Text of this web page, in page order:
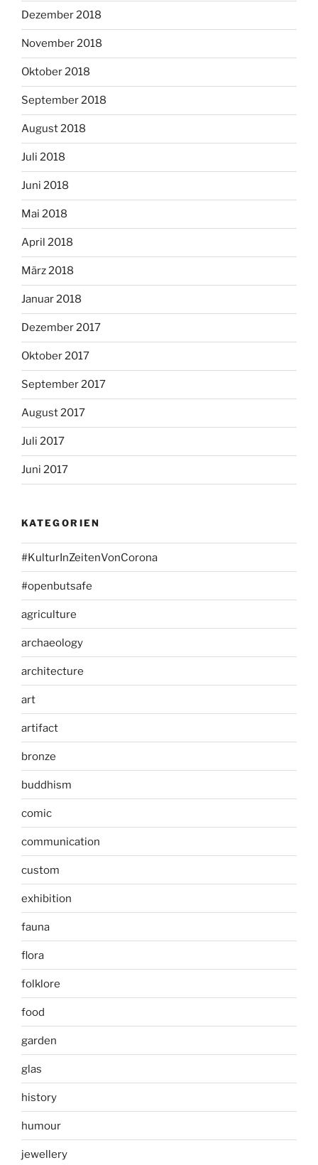
Dezember 2018
November 2018
Oktober 2018
September 2018
August 2018
Juli 2018
Juni 2018
Mai 2018
April 2018
März 2018
Januar 2018
Dezember 2017
Oktober 2017
September 2017
August 2017
Juli 2017
Juni 2017
KATEGORIEN
#KulturInZeitenVonCorona
#openbutsafe
agriculture
archaeology
architecture
art
artifact
bronze
buddhism
comic
communication
custom
exhibition
fauna
flora
folklore
food
garden
glas
history
humour
jewellery